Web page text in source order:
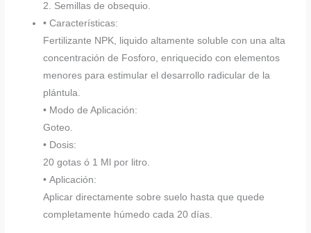
2. Semillas de obsequio.
• Características:
Fertilizante NPK, liquido altamente soluble con una alta
concentración de Fosforo, enriquecido con elementos
menores para estimular el desarrollo radicular de la
plántula.
• Modo de Aplicación:
Goteo.
• Dosis:
20 gotas ó 1 Ml por litro.
• Aplicación:
Aplicar directamente sobre suelo hasta que quede
completamente húmedo cada 20 días.